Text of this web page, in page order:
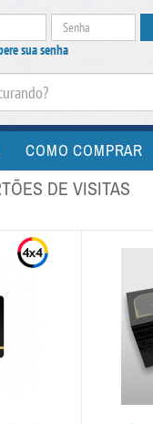
sua senha
COMO COMPRAR
DE VISITAS